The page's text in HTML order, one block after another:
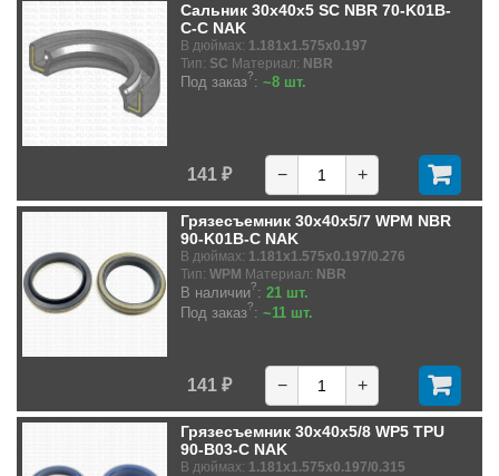
Сальник 30x40x5 SC NBR 70-K01B-
C-C NAK
В дюймах: 1.181x1.575x0.197
Тип: SC Материал: NBR
Под заказ?: ~8 шт.
141 ₽ − +
Грязесъемник 30x40x5/7 WPM NBR
90-K01B-C NAK
В дюймах: 1.181x1.575x0.197/0.276
Тип: WPM Материал: NBR
В наличии?: 21 шт.
Под заказ?: ~11 шт.
141 ₽ − +
Грязесъемник 30x40x5/8 WP5 TPU
90-B03-C NAK
В дюймах: 1.181x1.575x0.197/0.315